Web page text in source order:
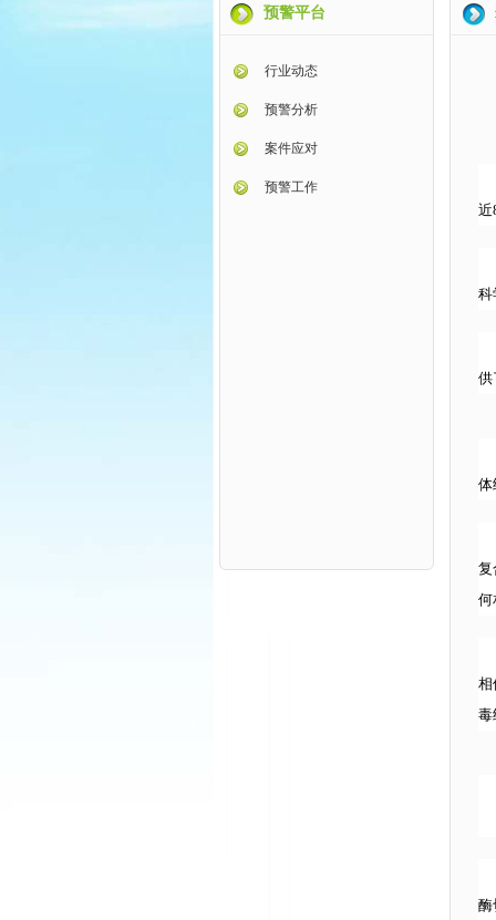
预警平台
行业动态
预警分析
案件应对
预警工作
近
科
供
体
复
何
相
毒
酶